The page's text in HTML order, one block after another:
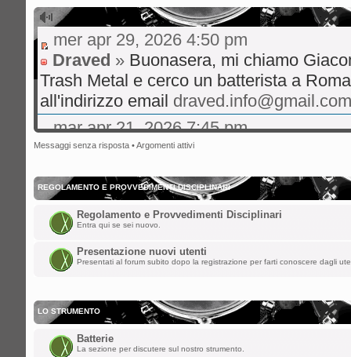
mer apr 29, 2026 4:50 pm
Draved » Buonasera, mi chiamo
Trash Metal e cerco un batterista a
all'indirizzo email draved.info@gmail.com
mar apr 21, 2026 7:45 pm
gibo66»Ciao a tutti volevo un
bene
mer ott 29, 2025 8:36 am
nikman
sab ago 23, 2025 5:00 am
ChupaChups ha scritto:
Fa piacere che questa roccia di
i forum per dare la parola a
Messaggi senza risposta •Argomenti attivi
REGOLAMENTO E PROVVEDIMENTI DISCIPLINARI
Regolamento e Provvedimenti Disciplinari
Entra qui se sei nuovo.
Presentazione nuovi utenti
Presentati al forum subito dopo la registrazione per farti conoscere dagli
LO STRUMENTO
Batterie
La sezione per discutere sul nostro strumento.